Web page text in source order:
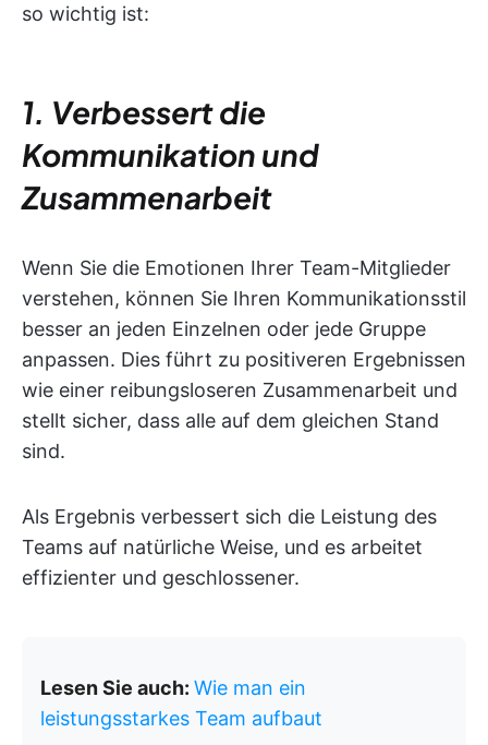
so wichtig ist:
1. Verbessert die
Kommunikation und
Zusammenarbeit
Wenn Sie die Emotionen Ihrer Team-Mitglieder
verstehen, können Sie Ihren Kommunikationsstil
besser an jeden Einzelnen oder jede Gruppe
anpassen. Dies führt zu positiveren Ergebnissen
wie einer reibungsloseren Zusammenarbeit und
stellt sicher, dass alle auf dem gleichen Stand
sind.
Als Ergebnis verbessert sich die Leistung des
Teams auf natürliche Weise, und es arbeitet
effizienter und geschlossener.
Lesen Sie auch: Wie man ein
leistungsstarkes Team aufbaut